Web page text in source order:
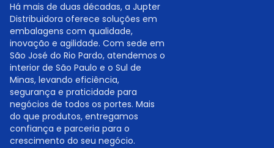
Há mais de duas décadas, a Jupter
Distribuidora oferece soluções em
embalagens com qualidade,
inovação e agilidade. Com sede em
São José do Rio Pardo, atendemos o
interior de São Paulo e o Sul de
Minas, levando eficiência,
segurança e praticidade para
negócios de todos os portes. Mais
do que produtos, entregamos
confiança e parceria para o
crescimento do seu negócio.